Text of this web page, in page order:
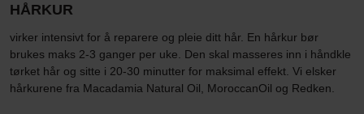
HÅRKUR
virker intensivt for å reparere og pleie ditt hår. En hårkur bør
brukes maks 2-3 ganger per uke. Den skal masseres inn i håndkle
tørket hår og sitte i 20-30 minutter for maksimal effekt. Vi elsker
hårkurene fra Macadamia Natural Oil, MoroccanOil og Redken.